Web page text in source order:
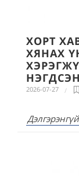
ХОРТ
ХЯНАХ
2026-07-27
Дэлгэрэнгүй